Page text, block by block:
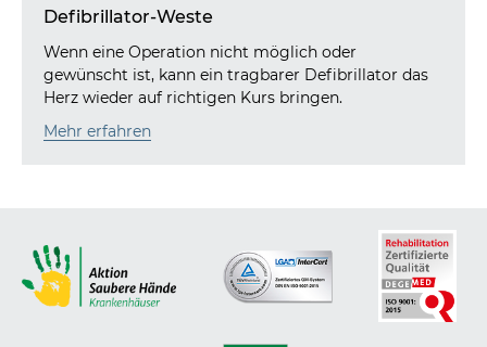
Defibrillator-Weste
Wenn eine Operation nicht möglich oder
gewünscht ist, kann ein tragbarer Defibrillator das
Herz wieder auf richtigen Kurs bringen.
Mehr erfahren